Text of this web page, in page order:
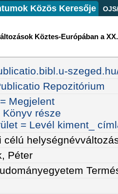
Közös Keresője
Köztes-Európában a
Repozitórium
Megjelent
része
= Levél kiment_
célú
Péter